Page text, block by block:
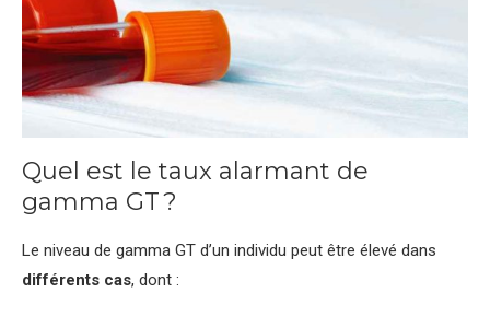
Quel est le taux alarmant de
gamma GT ?
Le niveau de gamma GT d’un individu peut être élevé dans
différents cas, dont :